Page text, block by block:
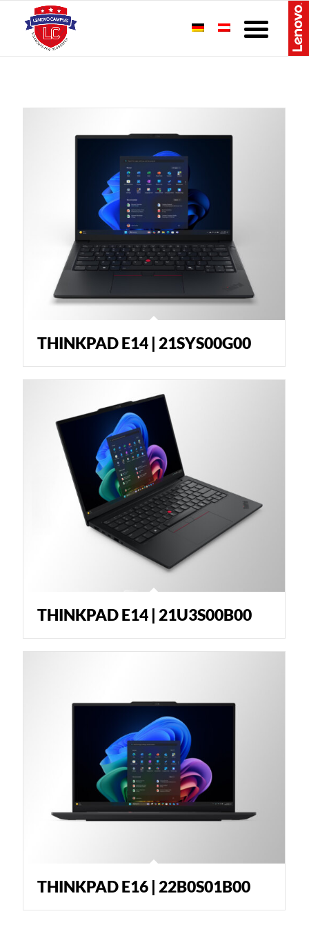
THINKPAD E14 | 21SYS00G00
THINKPAD E14 | 21U3S00B00
THINKPAD E16 | 22B0S01B00